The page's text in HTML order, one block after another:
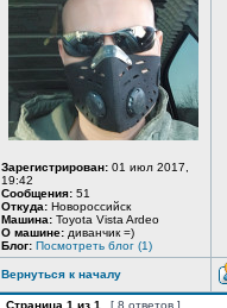
Зарегистрирован: 01 июл 2017,
19:42
Сообщения: 51
Откуда: Новороссийск
Машина: Toyota Vista Ardeo
О машине: диванчик =)
Блог: Посмотреть блог (1)
Вернуться к началу
Страница 1 из 1 [ 8 ответов ]